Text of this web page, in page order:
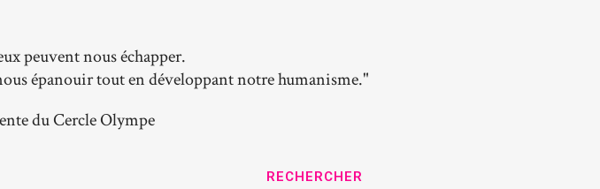
peuvent nous échapper.
épanouir tout en développant notre humanisme."
du Cercle Olympe
RECHERCHER